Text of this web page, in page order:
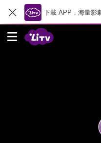
下載 APP，海量影